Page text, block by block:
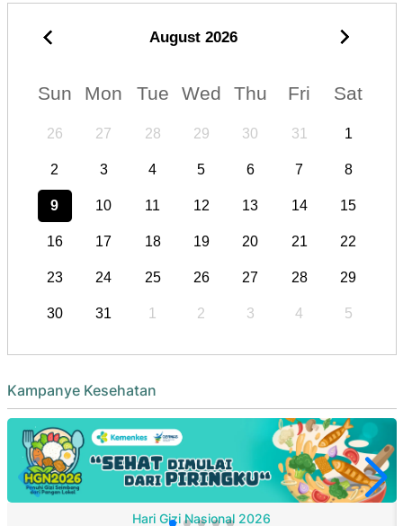
August 2026
Sun Mon Tue Wed Thu Fri Sat
26 27 28 29 30 31 1
2 3 4 5 6 7 8
9 10 11 12 13 14 15
16 17 18 19 20 21 22
23 24 25 26 27 28 29
30 31 1 2 3 4 5
Kampanye Kesehatan
Hari Gizi Nasional 2026